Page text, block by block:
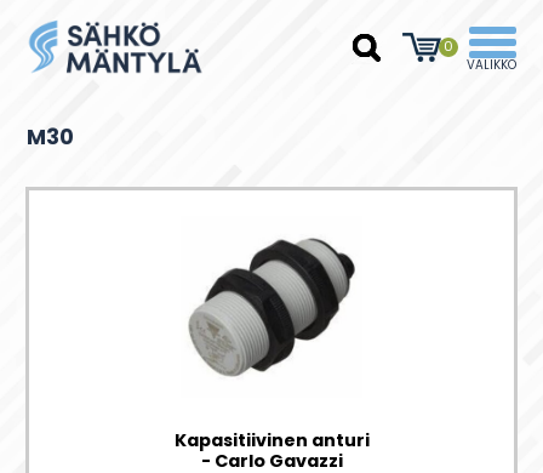
0
M30
Kapasitiivinen anturi
- Carlo Gavazzi